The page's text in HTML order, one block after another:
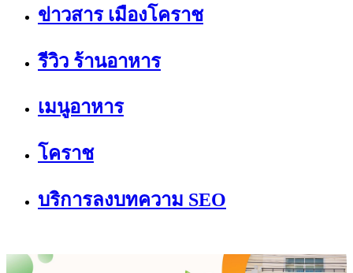
ข่าวสาร เมืองโคราช
รีวิว ร้านอาหาร
เมนูอาหาร
โคราช
บริการลงบทความ SEO